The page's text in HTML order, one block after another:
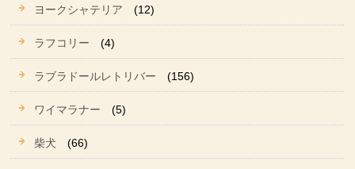
ヨークシャテリア (12)
ラフコリー (4)
ラブラドールレトリバー (156)
ワイマラナー (5)
柴犬 (66)